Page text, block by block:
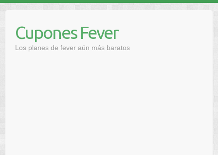
contenidoCupones Fever
Los planes de fever aún más baratos